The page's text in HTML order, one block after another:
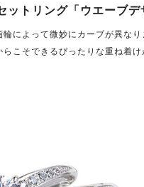
ットリング「ウエーブデ
によって微妙にカーブが異な
こそできるぴったりな重ね着け